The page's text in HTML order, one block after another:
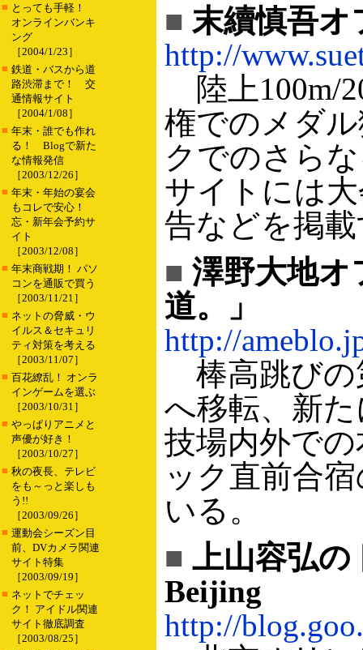
■ とっても手軽！
オンラインバンキ
ング
［2004/1/23］
■ 鉄道・バスから道
路渋滞まで！ 交
通情報サイト
［2004/1/08］
■ 年末・誰でも作れ
る！ Blogで新た
な情報発信
［2003/12/26］
■ 年末・年始の宴会
もコレで安心！
忘・新年会予約サ
イト
［2003/12/08］
■ 年末商戦期！ パソ
コンを通販で買う
［2003/11/21］
■ ネットの脅威・ウ
イルス＆セキュリ
ティ対策を考える
［2003/11/07］
■ 百花繚乱！ オンラ
インゲームを選ぶ
［2003/10/31］
■ やっぱりアニメと
声優が好き！
［2003/10/27］
■ 秋の夜長、テレビ
をも～っと楽しも
う!!
［2003/09/26］
■ 運動会シーズン目
前、DVカメラ関連
サイト特集
［2003/09/19］
■ ネットでチェッ
ク！ アイドル関連
サイト徹底調査
［2003/08/25］
■ 末續慎吾
http://
陸上100m/
権でのメダ
クでのさら
サイトには
告などを掲
■ 澤野大地オ
道。」
http://
棒高跳びの
へ移転、新
技場内外で
ック直前合
いる。
■ 上山容弘の
Beijing
http://